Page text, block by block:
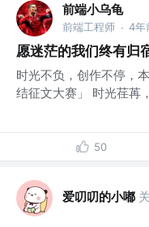
前端小乌龟
前端工程师 · 4年
愿迷茫的我们终有归
时光不负，创作不停，
结征文大赛」 时光荏苒
50
爱叨叨的小嘟